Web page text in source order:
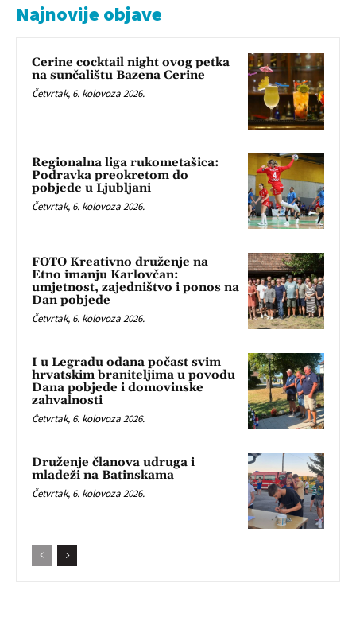
Najnovije objave
Cerine cocktail night ovog petka
na sunčalištu Bazena Cerine
Četvrtak, 6. kolovoza 2026.
Regionalna liga rukometašica:
Podravka preokretom do
pobjede u Ljubljani
Četvrtak, 6. kolovoza 2026.
FOTO Kreativno druženje na
Etno imanju Karlovčan:
umjetnost, zajedništvo i ponos na
Dan pobjede
Četvrtak, 6. kolovoza 2026.
I u Legradu odana počast svim
hrvatskim braniteljima u povodu
Dana pobjede i domovinske
zahvalnosti
Četvrtak, 6. kolovoza 2026.
Druženje članova udruga i
mladeži na Batinskama
Četvrtak, 6. kolovoza 2026.